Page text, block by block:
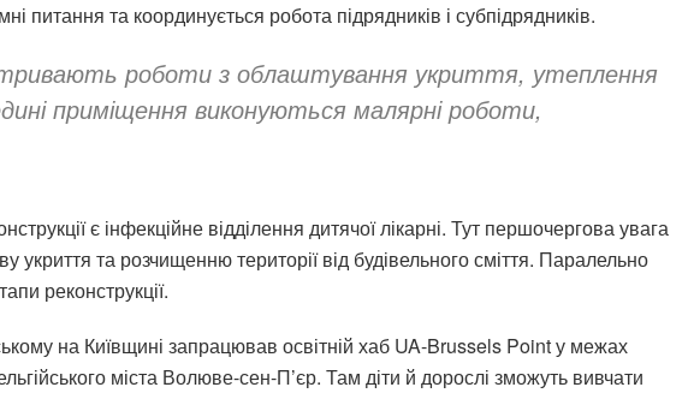
питання та координується робота підрядників і субпідрядників.
роботи з облаштування укриття, утеплення
приміщення виконуються малярні роботи,
є інфекційне відділення дитячої лікарні. Тут першочергова увага
укриття та розчищенню території від будівельного сміття. Паралельно
реконструкції.
на Київщині запрацював освітній хаб UA-Brussels Point у межах
міста Волюве-сен-П’єр. Там діти й дорослі зможуть вивчати